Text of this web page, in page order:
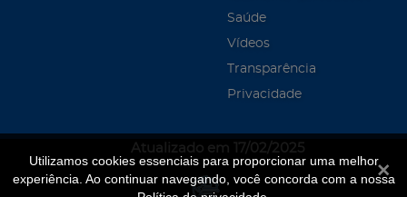
Utilizamos cookies essenciais para proporcionar uma melhor
experiência. Ao continuar navegando, você concorda com a nossa
Saúde
Vídeos
Transparência
Privacidade
Atualizado em 17/02/2025